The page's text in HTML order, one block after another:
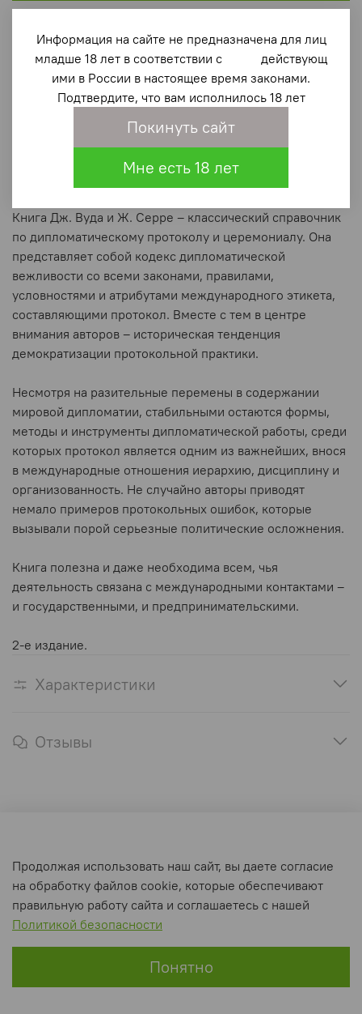
(0) В избранное
Книга Дж. Вуда и Ж. Серре – классический справочник
по дипломатическому протоколу и церемониалу. Она
представляет собой кодекс дипломатической
вежливости со всеми законами, правилами,
условностями и атрибутами международного этикета,
составляющими протокол. Вместе с тем в центре
внимания авторов – историческая тенденция
демократизации протокольной практики.
Несмотря на разительные перемены в содержании
мировой дипломатии, стабильными остаются формы,
методы и инструменты дипломатической работы, среди
которых протокол является одним из важнейших, внося
в международные отношения иерархию, дисциплину и
организованность. Не случайно авторы приводят
немало примеров протокольных ошибок, которые
вызывали порой серьезные политические осложнения.
Книга полезна и даже необходима всем, чья
деятельность связана с международными контактами –
и государственными, и предпринимательскими.
2-е издание.
Характеристики
Отзывы
Пользовательское соглашение
Условия обмена и возврата
Интернет-магазин создан на inSales
Продолжая использовать наш сайт, вы даете согласие
на обработку файлов cookie, которые обеспечивают
правильную работу сайта и соглашаетесь с нашей
Политикой безопасности
Понятно
Информация на сайте не предназначена для лиц
младше 18 лет в соответствии с действующ
ими в России в настоящее время законами.
Подтвердите, что вам исполнилось 18 лет
Покинуть сайт
Мне есть 18 лет